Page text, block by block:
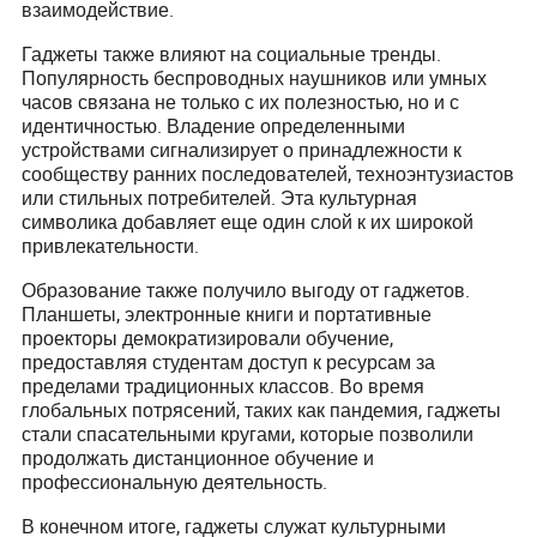
взаимодействие.
Гаджеты также влияют на социальные тренды.
Популярность беспроводных наушников или умных
часов связана не только с их полезностью, но и с
идентичностью. Владение определенными
устройствами сигнализирует о принадлежности к
сообществу ранних последователей, техноэнтузиастов
или стильных потребителей. Эта культурная
символика добавляет еще один слой к их широкой
привлекательности.
Образование также получило выгоду от гаджетов.
Планшеты, электронные книги и портативные
проекторы демократизировали обучение,
предоставляя студентам доступ к ресурсам за
пределами традиционных классов. Во время
глобальных потрясений, таких как пандемия, гаджеты
стали спасательными кругами, которые позволили
продолжать дистанционное обучение и
профессиональную деятельность.
В конечном итоге, гаджеты служат культурными